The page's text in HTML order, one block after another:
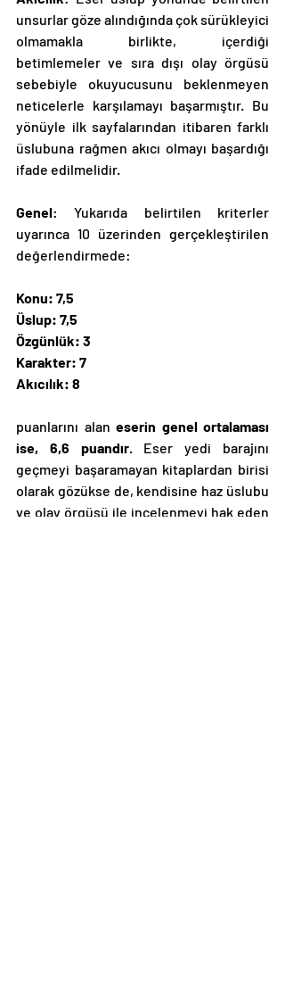
unsurlar göze alındığında çok sürükleyici
olmamakla birlikte, içerdiği
betimlemeler ve sıra dışı olay örgüsü
sebebiyle okuyucusunu beklenmeyen
neticelerle karşılamayı başarmıştır. Bu
yönüyle ilk sayfalarından itibaren farklı
üslubuna rağmen akıcı olmayı başardığı
ifade edilmelidir.
Genel: Yukarıda belirtilen kriterler
uyarınca 10 üzerinden gerçekleştirilen
değerlendirmede:
Konu: 7,5
Üslup: 7,5
Özgünlük: 3
Karakter: 7
Akıcılık: 8
puanlarını alan eserin genel ortalaması
ise, 6,6 puandır. Eser yedi barajını
geçmeyi başaramayan kitaplardan birisi
olarak gözükse de, kendisine haz üslubu
ve olay örgüsü ile incelenmeyi hak eden